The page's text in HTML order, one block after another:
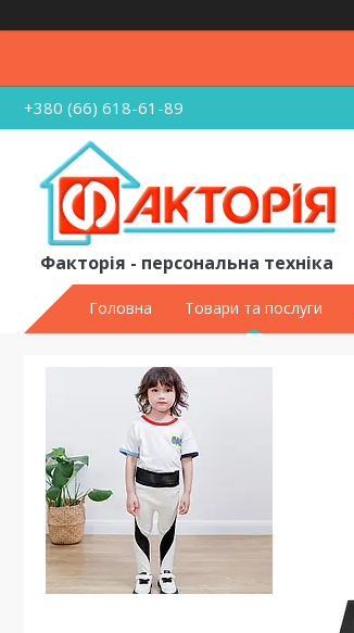
+380 (66) 618-61-89
Факторія - персональна техніка
Головна Товари та послуги